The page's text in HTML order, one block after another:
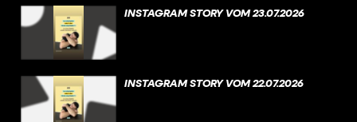
INSTAGRAM STORY VOM 23.07.2026
INSTAGRAM STORY VOM 22.07.2026